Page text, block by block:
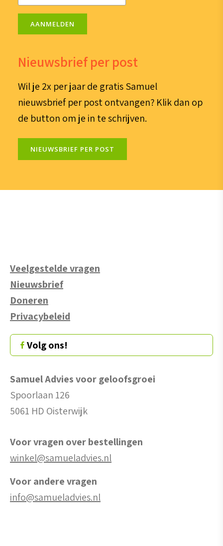
AANMELDEN
Nieuwsbrief per post
Wil je 2x per jaar de gratis Samuel
nieuwsbrief per post ontvangen? Klik dan op
de button om je in te schrijven.
NIEUWSBRIEF PER POST
Veelgestelde vragen
Nieuwsbrief
Doneren
Privacybeleid
Volg ons!
Samuel Advies voor geloofsgroei
Spoorlaan 126
5061 HD Oisterwijk
Voor vragen over bestellingen
winkel@samueladvies.nl
Voor andere vragen
info@samueladvies.nl